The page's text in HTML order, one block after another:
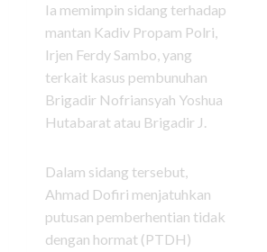
Ia memimpin sidang terhadap
mantan Kadiv Propam Polri,
Irjen Ferdy Sambo, yang
terkait kasus pembunuhan
Brigadir Nofriansyah Yoshua
Hutabarat atau Brigadir J.
Dalam sidang tersebut,
Ahmad Dofiri menjatuhkan
putusan pemberhentian tidak
dengan hormat (PTDH)